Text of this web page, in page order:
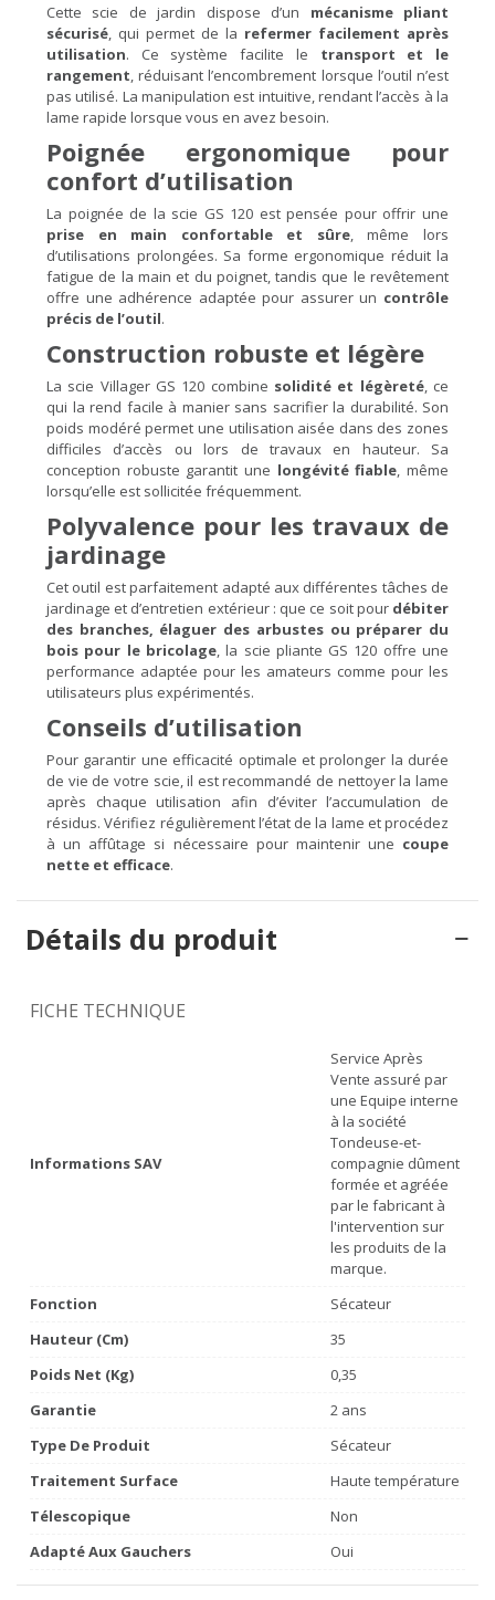
Cette scie de jardin dispose d’un mécanisme pliant
sécurisé , qui permet de la refermer facilement après
utilisation. Ce système facilite le transport et le
rangement , réduisant l’encombrement lorsque l’outil n’est
pas utilisé. La manipulation est intuitive, rendant l’accès à la
lame rapide lorsque vous en avez besoin.
Poignée ergonomique pour
confort d’utilisation
La poignée de la scie GS 120 est pensée pour offrir une
prise en main confortable et sûre, même lors
d’utilisations prolongées. Sa forme ergonomique réduit la
fatigue de la main et du poignet, tandis que le revêtement
offre une adhérence adaptée pour assurer un contrôle
précis de l’outil.
Construction robuste et légère
La scie Villager GS 120 combine solidité et légèreté, ce
qui la rend facile à manier sans sacrifier la durabilité. Son
poids modéré permet une utilisation aisée dans des zones
difficiles d’accès ou lors de travaux en hauteur. Sa
conception robuste garantit une longévité fiable , même
lorsqu’elle est sollicitée fréquemment.
Polyvalence pour les travaux de
jardinage
Cet outil est parfaitement adapté aux différentes tâches de
jardinage et d’entretien extérieur : que ce soit pour débiter
des branches, élaguer des arbustes ou préparer du
bois pour le bricolage, la scie pliante GS 120 offre une
performance adaptée pour les amateurs comme pour les
utilisateurs plus expérimentés.
Conseils d’utilisation
Pour garantir une efficacité optimale et prolonger la durée
de vie de votre scie, il est recommandé de nettoyer la lame
après chaque utilisation afin d’éviter l’accumulation de
résidus. Vérifiez régulièrement l’état de la lame et procédez
à un affûtage si nécessaire pour maintenir une coupe
nette et efficace.
Détails du produit
FICHE TECHNIQUE
Informations SAV
Service Après
Vente assuré par
une Equipe interne
à la société
Tondeuse-et-
compagnie dûment
formée et agréée
par le fabricant à
l'intervention sur
les produits de la
marque.
Fonction
Sécateur
Hauteur (cm)
35
Poids Net (Kg)
0,35
Garantie
2 ans
Type De Produit
Sécateur
Traitement Surface
Haute température
Télescopique
Non
Adapté Aux Gauchers
Oui